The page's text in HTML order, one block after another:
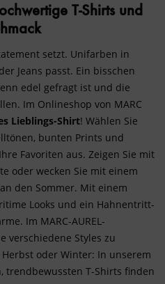
T-Shirts und
setzt. Unifarben in
Jeans passt. Ein bisschen
edel gefragt ist und die
Im Onlineshop von MARC
Lieblings-Shirt! Wählen Sie
bunten Prints und
Favoriten aus. Zeigen Sie mit
oder wecken Sie mit einem
den Sommer. Mit einem
Looks und ein Hahnentritt-
Im MARC-AUREL-
verschiedene Styles zu
oder Winter: In unserem
trendbewussten T-Shirts finden